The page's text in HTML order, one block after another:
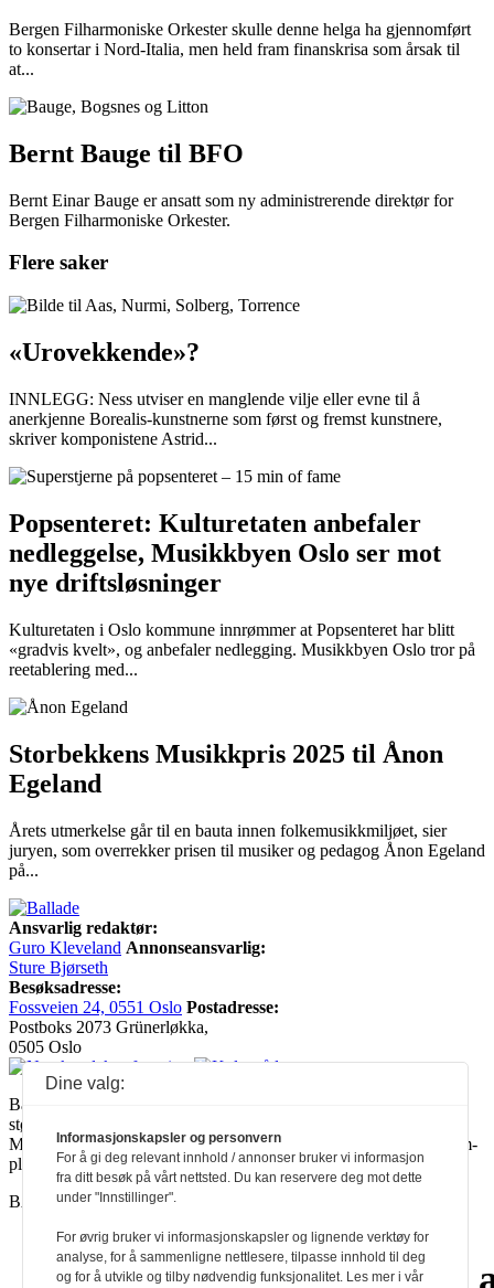
Bergen Filharmoniske Orkester skulle denne helga ha gjennomført
to konsertar i Nord-Italia, men held fram finanskrisa som årsak til
at...
Bernt Bauge til BFO
Bernt Einar Bauge er ansatt som ny administrerende direktør for
Bergen Filharmoniske Orkester.
Flere saker
«Urovekkende»?
INNLEGG: Ness utviser en manglende vilje eller evne til å
anerkjenne Borealis-kunstnerne som først og fremst kunstnere,
skriver komponistene Astrid...
Popsenteret: Kulturetaten anbefaler
nedleggelse, Musikkbyen Oslo ser mot
nye driftsløsninger
Kulturetaten i Oslo kommune innrømmer at Popsenteret har blitt
«gradvis kvelt», og anbefaler nedlegging. Musikkbyen Oslo tror på
reetablering med...
Storbekkens Musikkpris 2025 til Ånon
Egeland
Årets utmerkelse går til en bauta innen folkemusikkmiljøet, sier
juryen, som overrekker prisen til musiker og pedagog Ånon Egeland
på...
Ansvarlig redaktør:
Guro Kleveland Annonseansvarlig:
Sture Bjørseth
Besøksadresse:
Fossveien 24, 0551 Oslo Postadresse:
Postboks 2073 Grünerløkka,
0505 Oslo
Ballade mottar tilskudd fra Norsk kulturråd, i tillegg til økonomisk
støtte fra eierne NOPA, Norsk komponistforening og
Musikkforleggerne. Ballade drives etter Redaktør- og Vær Varsom-
plakaten.
BALLADE — NORGES MUSIKKMAGASIN
a aa aa aa
Dine valg:
Informasjonskapsler og personvern
For å gi deg relevant innhold / annonser bruker vi informasjon
fra ditt besøk på vårt nettsted. Du kan reservere deg mot dette
under "Innstillinger".
For øvrig bruker vi informasjonskapsler og lignende verktøy for
analyse, for å sammenligne nettlesere, tilpasse innhold til deg
og for å utvikle og tilby nødvendig funksjonalitet. Les mer i vår